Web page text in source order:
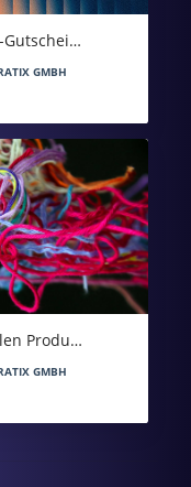
Gutschei…
GMBH
Produ…
GMBH